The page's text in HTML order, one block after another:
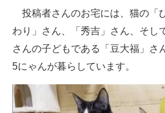
企業向けIT製品の総合サイト
IT製品の技術・比較・事例
製造業のIT導入・活用を支援
モノづくり技術者専門サイト
投稿者さんのお宅には、猫の「
わり」さん、「秀吉」さん、そし
さんの子どもである「豆大福」さ
5にゃんが暮らしています。